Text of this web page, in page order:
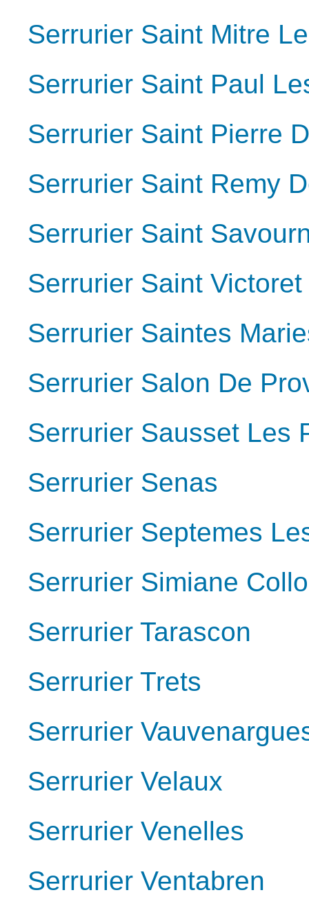
Serrurier Saint Mitre
Serrurier Saint Paul
Serrurier Saint Pierre
Serrurier Saint Remy
Serrurier Saint
Serrurier Saint Victoret
Serrurier Saintes
Serrurier Salon De
Serrurier Sausset Les
Serrurier Senas
Serrurier Septemes
Serrurier Simiane
Serrurier Tarascon
Serrurier Trets
Serrurier
Serrurier Velaux
Serrurier Venelles
Serrurier Ventabren